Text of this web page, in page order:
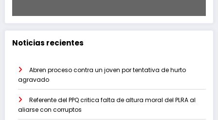
Noticias recientes
Abren proceso contra un joven por tentativa de hurto
agravado
Referente del PPQ critica falta de altura moral del PLRA al
aliarse con corruptos